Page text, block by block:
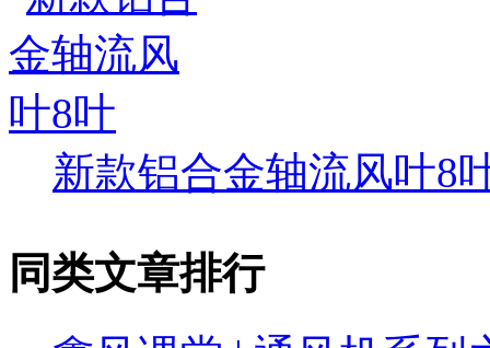
新款铝合金轴流风叶8
同类文章排行